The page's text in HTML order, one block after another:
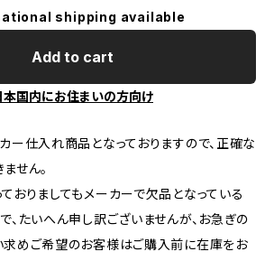
shipping available
Add to cart
本国内にお住まいの方向け
ー仕入れ商品となっておりますので、正確な
せん。
おりましてもメーカーで欠品となっている
、たいへん申し訳ございませんが、お急ぎの
めご希望のお客様はご購入前に在庫をお